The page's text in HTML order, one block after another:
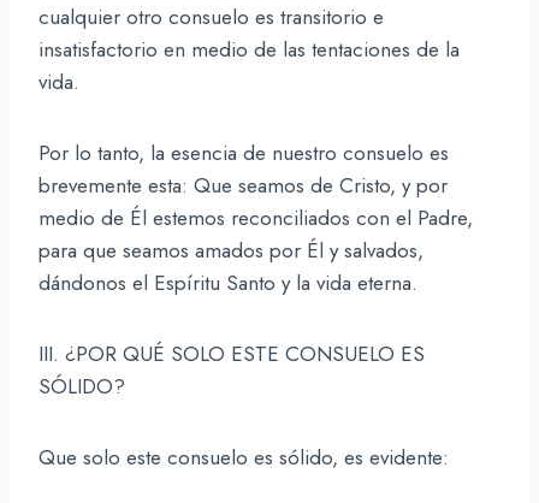
cualquier otro consuelo es transitorio e
insatisfactorio en medio de las tentaciones de la
vida.
Por lo tanto, la esencia de nuestro consuelo es
brevemente esta: Que seamos de Cristo, y por
medio de Él estemos reconciliados con el Padre,
para que seamos amados por Él y salvados,
dándonos el Espíritu Santo y la vida eterna.
III. ¿POR QUÉ SOLO ESTE CONSUELO ES
SÓLIDO?
Que solo este consuelo es sólido, es evidente: